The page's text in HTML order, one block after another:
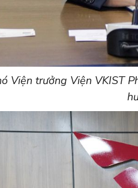
Viện trưởng Viện VKIST